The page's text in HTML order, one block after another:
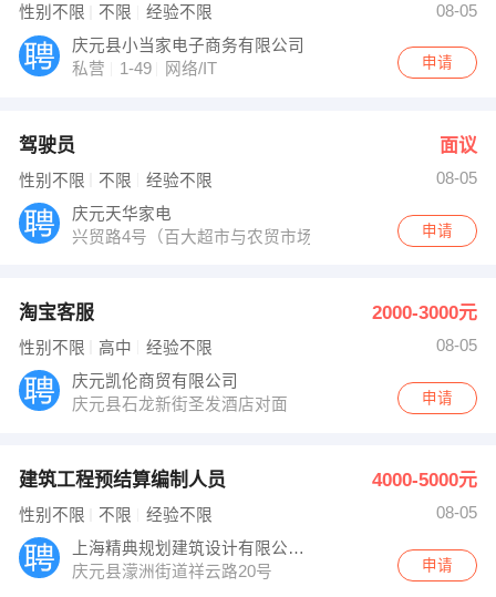
性别不限 不限 经验不限
08-05
庆元县小当家电子商务有限公司
私营
1-49 网络/IT 申请
驾驶员 面议
性别不限 不限 经验不限
08-05
庆元天华家电
兴贸路4号（百大超市与农贸市场...
申请
淘宝客服 2000-3000元
性别不限 高中 经验不限
08-05
庆元凯伦商贸有限公司
庆元县石龙新街圣发酒店对面
申请
建筑工程预结算编制人员 4000-5000元
性别不限 不限 经验不限
08-05
上海精典规划建筑设计有限公司庆...
庆元县濛洲街道祥云路20号
申请